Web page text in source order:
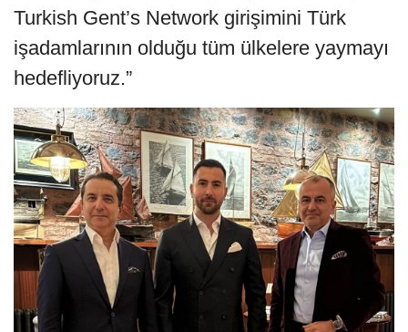
Turkish Gent’s Network girişimini Türk
işadamlarının olduğu tüm ülkelere yaymayı
hedefliyoruz.”